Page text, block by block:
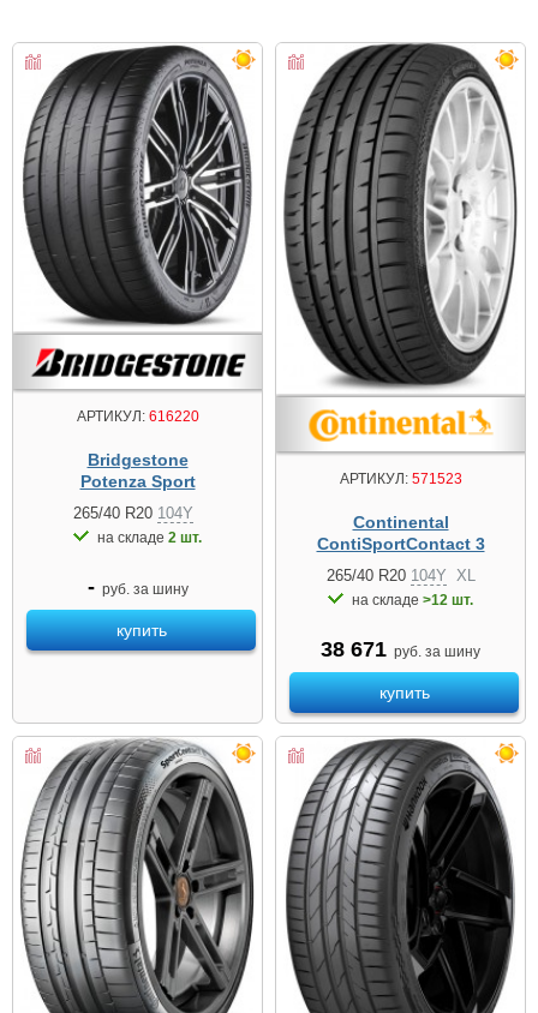
АРТИКУЛ:616220
Bridgestone
Potenza Sport
265/40 R20 104Y
на складе 2 шт.
- руб. за шину
купить
АРТИКУЛ:571523
Continental
ContiSportContact 3
265/40 R20 104Y XL
на складе >12 шт.
38 671 руб. за шину
купить